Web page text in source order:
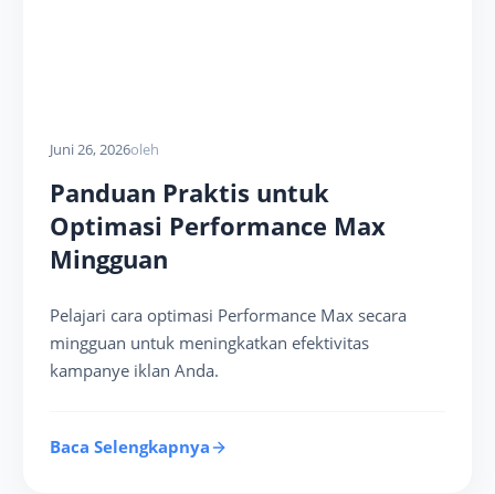
Juni 26, 2026oleh
Panduan Praktis untuk
Optimasi Performance Max
Mingguan
Pelajari cara optimasi Performance Max secara
mingguan untuk meningkatkan efektivitas
kampanye iklan Anda.
Baca Selengkapnya